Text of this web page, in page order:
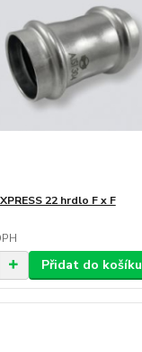
22 hrdlo F x F
Přidat do košíku